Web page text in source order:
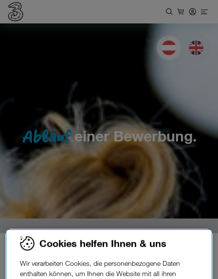
Deutsch
Ablaufeiner Bewerbung.
Einfach undtransparent.
Cookies helfen Ihnen & uns
Wir verarbeiten Cookies, die personenbezogene Daten
enthalten können, um Ihnen die Website mit all ihren